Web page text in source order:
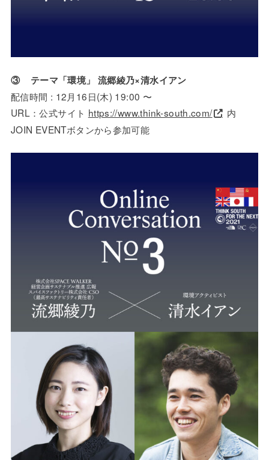
③ テーマ「環境」 流郷綾乃×清水イアン
配信時間 : 12月16日(木) 19:00 〜
URL：公式サイト https://www.think-south.com/
内
JOIN EVENTボタンから参加可能